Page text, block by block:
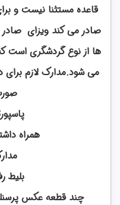
قاعده مستثنا نیست و
صادر می کند ویزای صادر
ها از نوع گردشگری است
می شود.مدارک لازم برای
پاسپورتبا
همراه داشتن
بلیط
چند قطعه عکس